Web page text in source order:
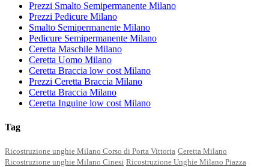
Prezzi Smalto Semipermanente Milano
Prezzi Pedicure Milano
Smalto Semipermanente Milano
Pedicure Semipermanente Milano
Ceretta Maschile Milano
Ceretta Uomo Milano
Ceretta Braccia low cost Milano
Prezzi Ceretta Braccia Milano
Ceretta Braccia Milano
Ceretta Inguine low cost Milano
Tag
Ricostruzione unghie Milano Corso di Porta Vittoria Ceretta Milano
Ricostruzione unghie Milano Cinesi Ricostruzione Unghie Milano Piazza